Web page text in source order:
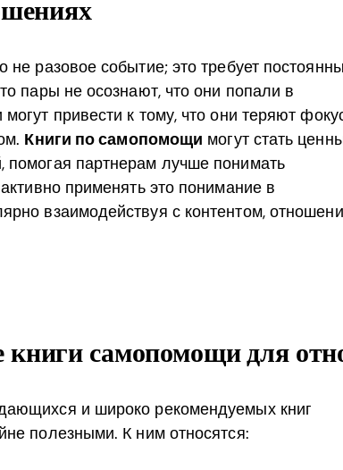
разовое событие; это требует
пары не осознают, что они попали в
привести к тому, что они теряют
Книги по самопомощи могут стать
партнерам лучше понимать
применять это понимание в
взаимодействуя с контентом,
самопомощи для
и широко рекомендуемых книг
полезными. К ним относятся: